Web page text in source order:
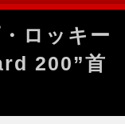
ロッキー
200”首